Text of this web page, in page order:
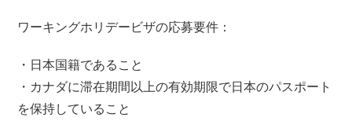
ワーキングホリデービザの応募要件：
・日本国籍であること
・カナダに滞在期間以上の有効期限で日本のパスポート
を保持していること